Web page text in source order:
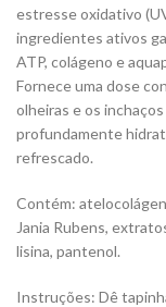
estresse oxidativo
ingredientes ativos
ATP, colágeno e
Fornece uma dose
olheiras e os
profundamente
refrescado.
Contém:
Jania Rubens,
lisina, pantenol.
Instruções: Dê